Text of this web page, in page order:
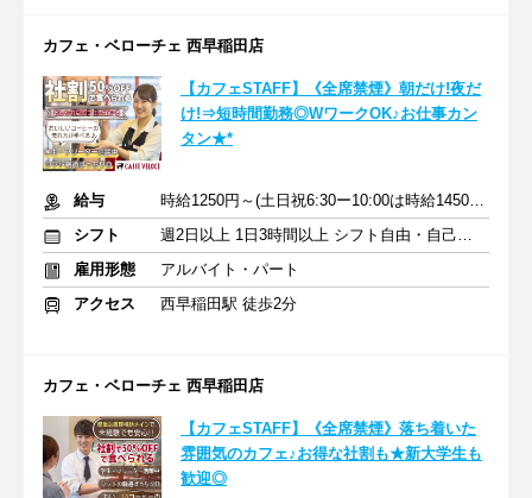
カフェ・ベローチェ 西早稲田店
【カフェSTAFF】《全席禁煙》朝だけ!夜だ
け!⇒短時間勤務◎WワークOK♪お仕事カン
タン★*
給与
時給1250円～(土日祝6:30ー10:00は時給1450円)＋交通費
シフト
週2日以上 1日3時間以上 シフト自由・自己申告
雇用形態
アルバイト・パート
アクセス
西早稲田駅 徒歩2分
カフェ・ベローチェ 西早稲田店
【カフェSTAFF】《全席禁煙》落ち着いた
雰囲気のカフェ♪お得な社割も★新大学生も
歓迎◎